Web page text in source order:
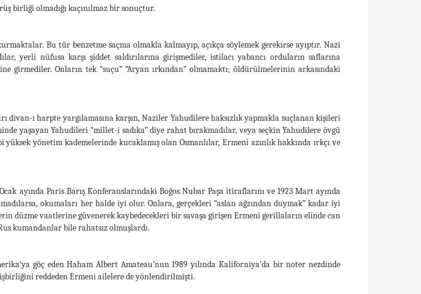
birliği olmadığı kaçınılmaz bir sonuçtur.
Bu tür benzetme saçma olmakla kalmayıp, açıkça söylemek gerekirse ayıptır. Nazi
yerli nüfusa karşı şiddet saldırılarına girişmediler, istilacı yabancı orduların saflarına
girmediler. Onların tek “suçu” “Aryan ırkından” olmamaktı; öldürülmelerinin arkasındaki
ı harpte yargılamasına karşın, Naziler Yahudilere haksızlık yapmakla suçlanan kişileri
yaşayan Yahudileri “millet-i sadıka” diye rahat bırakmadılar, veya seçkin Yahudilere övgü
yönetim kademelerinde kucaklamış olan Osmanlılar, Ermeni azınlık hakkında ırkçı ve
ayında Paris Barış Konferanslarındaki Boğos Nubar Paşa itiraflarını ve 1923 Mart ayında
okumaları her halde iyi olur. Onlara, gerçekleri “aslan ağzından duymak” kadar iyi
düzme vaatlerine güvenerek kaybedecekleri bir savaşa girişen Ermeni gerillaların elinde can
kumandanlar bile rahatsız olmuşlardı.
göç eden Haham Albert Amateau’nun 1989 yılında Kaliforniya’da bir noter nezdinde
reddeden Ermeni ailelere de yönlendirilmişti.